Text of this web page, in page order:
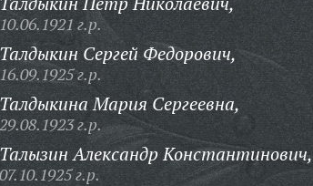
10.06.1921 г.р.
Талдыкин Сергей Федорович,
16.09.1925 г.р.
Талдыкина Мария Сергеевна,
29.08.1923 г.р.
Талызин Александр Константинович,
07.10.1925 г.р.